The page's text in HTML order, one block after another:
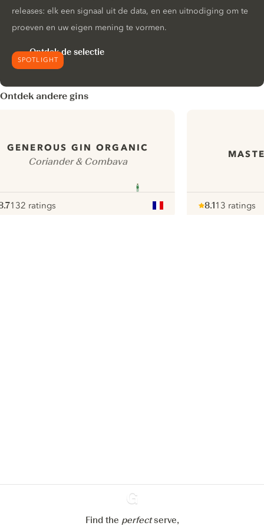
SPOTLIGHT
releases: elk een signaal uit de data, en een uitnodiging om te
proeven en uw eigen mening te vormen.
Ontdek de selectie
Ontdek andere gins
GENEROUS GIN ORGANIC
Coriander & Combava
132 ratings
8.113 ratings
Ginventory
Find the perfectserve,